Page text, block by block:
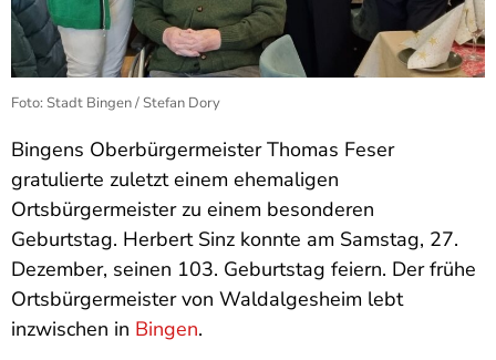
Foto: Stadt Bingen / Stefan Dory
Bingens Oberbürgermeister Thomas Feser
gratulierte zuletzt einem ehemaligen
Ortsbürgermeister zu einem besonderen
Geburtstag. Herbert Sinz konnte am Samstag, 27.
Dezember, seinen 103. Geburtstag feiern. Der frühe
Ortsbürgermeister von Waldalgesheim lebt
inzwischen in Bingen.